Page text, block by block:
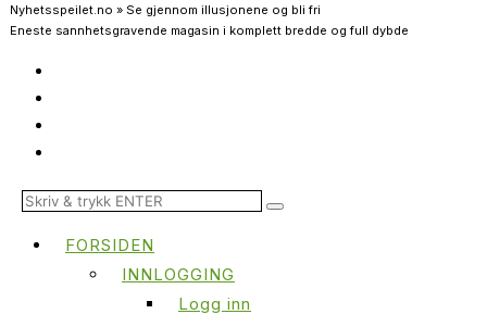
Nyhetsspeilet.no » Se gjennom illusjonene og bli fri
Eneste sannhetsgravende magasin i komplett bredde og full dybde
FORSIDEN
INNLOGGING
Logg inn